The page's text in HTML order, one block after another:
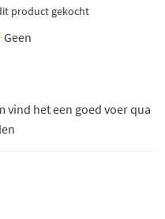
product gekocht
Geen
vind het een goed voer qua